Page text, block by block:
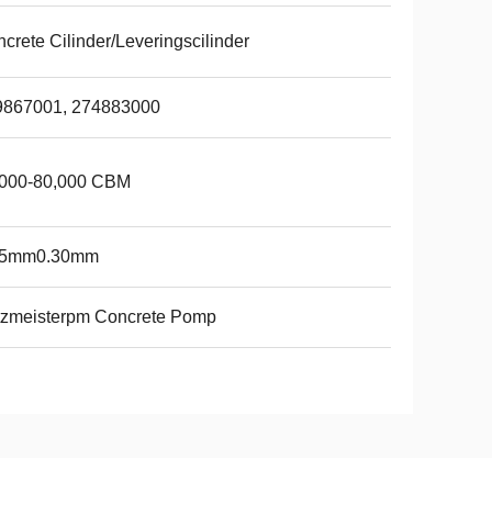
Cilinder/Leveringscilinder
274883000
80,000 CBM
Concrete Pomp